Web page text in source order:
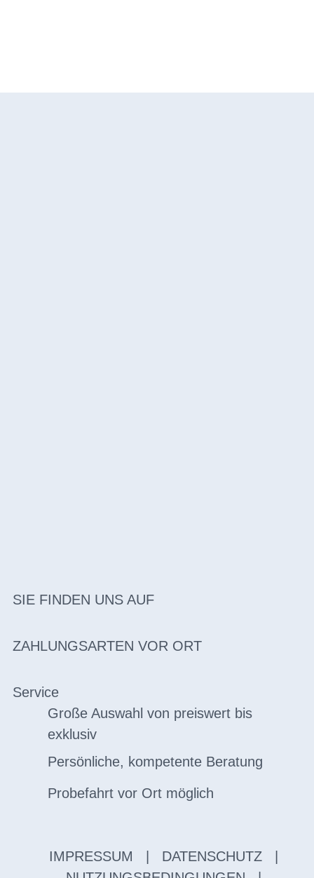
SIE FINDEN UNS AUF
ZAHLUNGSARTEN VOR ORT
Service
Große Auswahl von preiswert bis
exklusiv
Persönliche, kompetente Beratung
Probefahrt vor Ort möglich
IMPRESSUM DATENSCHUTZ